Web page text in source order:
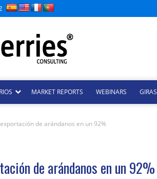
MARKET REPORTS WEBINARS GIRAS
de arándanos en un 92%
de arándanos en un 92%